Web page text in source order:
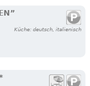
Küche: deutsch, italienisch